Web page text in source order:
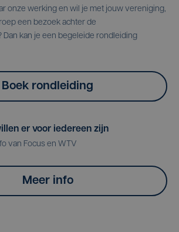
onze werking en wil je met jouw vereniging,
een bezoek achter de
kan je een begeleide rondleiding
Boek rondleiding
er voor iedereen zijn
van Focus en WTV
Meer info